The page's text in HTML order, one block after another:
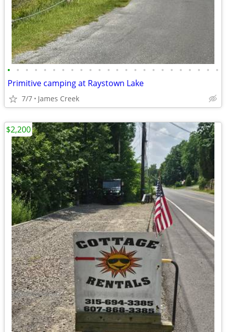
• • • • • • • • • • • • • • • • • • • • • • • •
Primitive camping at Raystown Lake
7/7 James Creek
$2,200